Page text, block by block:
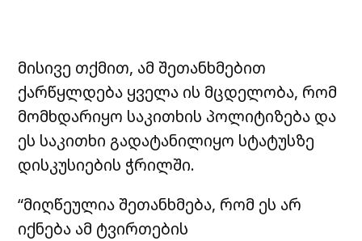
მისივე თქმით, ამ შეთანხმებით
ქარწყლდება ყველა ის მცდელობა, რომ
მომხდარიყო საკითხის პოლიტიზება და
ეს საკითხი გადატანილიყო სტატუსზე
დისკუსიების ჭრილში.
“მიღწეულია შეთანხმება, რომ ეს არ
იქნება ამ ტვირთების